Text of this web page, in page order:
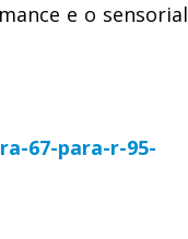
e o sensorial
67-para-r-95-